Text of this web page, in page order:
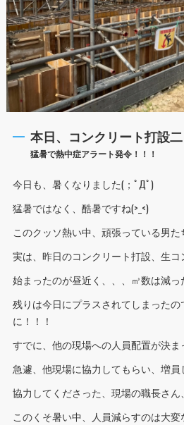
本日、コンクリート打設二
猛暑で熱中症アラート発令！！！
今日も、暑くなりました(；ﾟДﾟ)
猛暑ではなく、酷暑ですね(>_<)
このクッソ熱い中、頑張っている男た
実は、昨日のコンクリート打設、生コ
始まったのが昼近く、、、㎥数は減っ
残りは今日にプラスされてしまったの
に！！！
すでに、他の現場への人員配置が決ま
急遽、他現場に協力してもらい、増
協力してくださった、現場の職長さ
このくそ暑い中、人員減らすのは大変